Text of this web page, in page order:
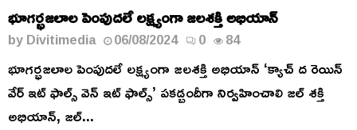
భూగర్భజలాల పెంపుదలే లక్ష్యంగా జలశక్తి అభియాన్
byDivitimedia 06/08/2024 0 84
భూగర్భజలాల పెంపుదలే లక్ష్యంగా జలశక్తి అభియాన్ ‘క్యాచ్ ద రెయిన్
వేర్ ఇట్ ఫాల్స్ వెన్ ఇట్ ఫాల్స్’ పకడ్బందీగా నిర్వహించాలి జల్ శక్తి
అభియాన్, జల్...